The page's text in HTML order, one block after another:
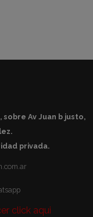
Av Juan b justo,
privada.
click aqui